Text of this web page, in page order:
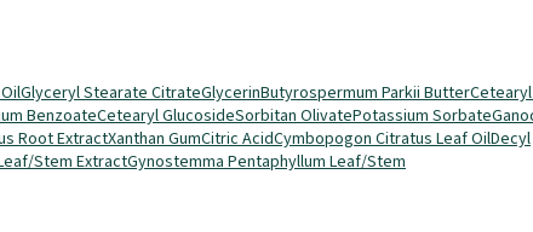
Glyceryl Stearate CitrateGlycerinButyrospermum Parkii Butter
BenzoateCetearyl GlucosideSorbitan OlivatePotassium Sorbate
Root ExtractXanthan GumCitric AcidCymbopogon Citratus Leaf OilDecyl
Stem ExtractGynostemma Pentaphyllum Leaf/Stem